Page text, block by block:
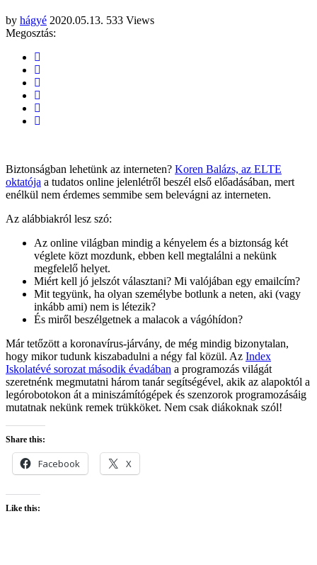
by hágyé 2020.05.13. 533 Views
Megosztás:
Biztonságban lehetünk az interneten? Koren Balázs, az ELTE
oktatója a tudatos online jelenlétről beszél első előadásában, mert
enélkül nem érdemes semmibe sem belevágni az interneten.
Az alábbiakról lesz szó:
Az online világban mindig a kényelem és a biztonság két
véglete közt mozdunk, ebben kell megtalálni a nekünk
megfelelő helyet.
Miért kell jó jelszót választani? Mi valójában egy emailcím?
Mit tegyünk, ha olyan személybe botlunk a neten, aki (vagy
inkább ami) nem is létezik?
És miről beszélgetnek a malacok a vágóhídon?
Már tetőzött a koronavírus-járvány, de még mindig bizonytalan,
hogy mikor tudunk kiszabadulni a négy fal közül. Az Index
Iskolatévé sorozat második évadában a programozás világát
szeretnénk megmutatni három tanár segítségével, akik az alapoktól a
legórobotokon át a miniszámítógépek és szenzorok programozásáig
mutatnak nekünk remek trükköket. Nem csak diákoknak szól!
Share this:
Facebook X
Like this: